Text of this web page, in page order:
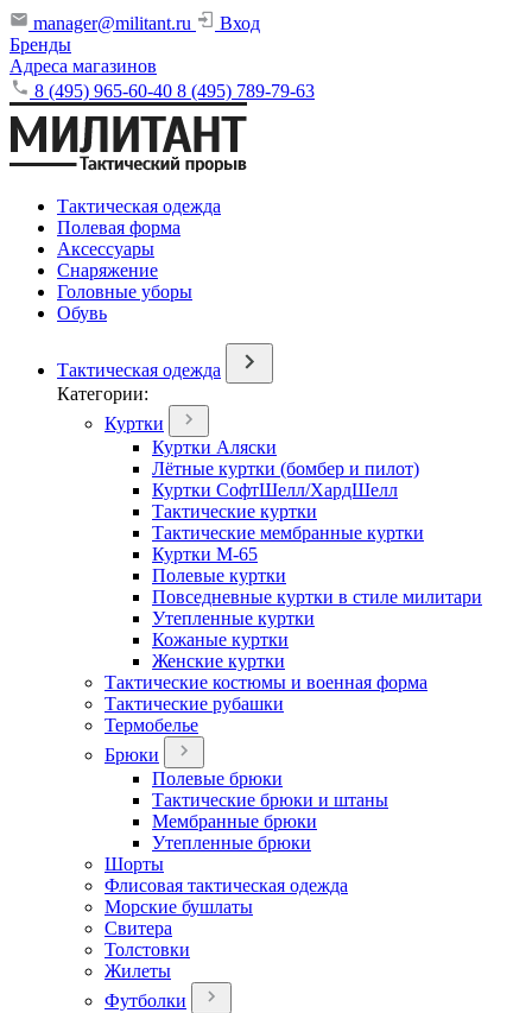
manager@militant.ru
Вход
Бренды
Адреса магазинов
8 (495) 965-60-40 8 (495) 789-79-63
Тактическая одежда
Полевая форма
Аксессуары
Снаряжение
Головные уборы
Обувь
Тактическая одежда
Категории:
Куртки
Куртки Аляски
Лётные куртки (бомбер и пилот)
Куртки СофтШелл/ХардШелл
Тактические куртки
Тактические мембранные куртки
Куртки М-65
Полевые куртки
Повседневные куртки в стиле милитари
Утепленные куртки
Кожаные куртки
Женские куртки
Тактические костюмы и военная форма
Тактические рубашки
Термобелье
Брюки
Полевые брюки
Тактические брюки и штаны
Мембранные брюки
Утепленные брюки
Шорты
Флисовая тактическая одежда
Морские бушлаты
Свитера
Толстовки
Жилеты
Футболки